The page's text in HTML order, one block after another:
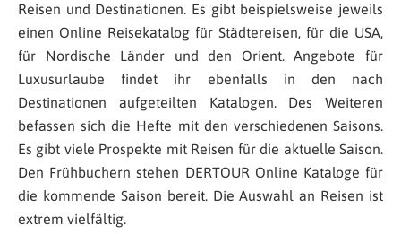
Reisen und Destinationen. Es gibt beispielsweise jeweils
einen Online Reisekatalog für Städtereisen, für die USA,
für Nordische Länder und den Orient. Angebote für
Luxusurlaube findet ihr ebenfalls in den nach
Destinationen aufgeteilten Katalogen. Des Weiteren
befassen sich die Hefte mit den verschiedenen Saisons.
Es gibt viele Prospekte mit Reisen für die aktuelle Saison.
Den Frühbuchern stehen DERTOUR Online Kataloge für
die kommende Saison bereit. Die Auswahl an Reisen ist
extrem vielfältig.